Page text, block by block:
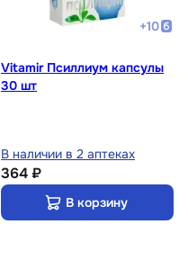
+10
Vitamir Псиллиум капсулы
30 шт
В наличии в 2 аптеках
364 ₽
В корзину